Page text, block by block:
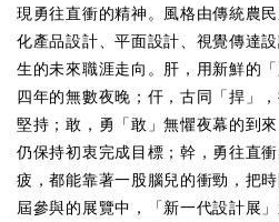
現勇往直衝的精神。風格由傳統農
化產品設計、平面設計、視覺傳達
生的未來職涯走向。肝，用新鮮的
四年的無數夜晚；仠，古同「捍」
堅持；敢，勇「敢」無懼夜幕的到
仍保持初衷完成目標；幹，勇往直
疲，都能靠著一股腦兒的衝勁，把
屆參與的展覽中，「新一代設計展